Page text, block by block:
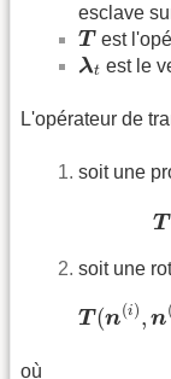
esclave
T
Test
λt
λ est le
L'opérateur de
soit une
T
soit une
T(n(i), n
T( i
où